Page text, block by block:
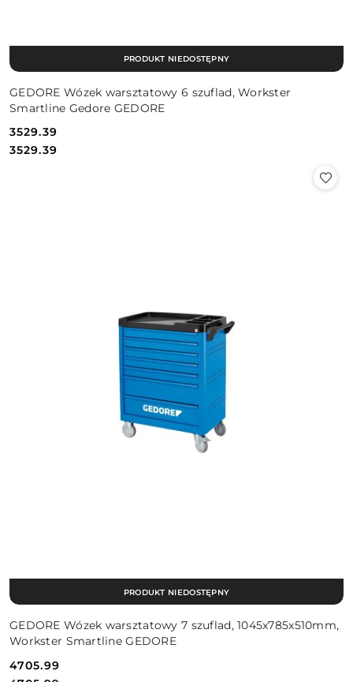
GEDORE Wózek warsztatowy 6 szuflad, Workster
Smartline Gedore GEDORE
Cena:
3529.39
Cena:
3529.39
PRODUKT NIEDOSTĘPNY
GEDORE Wózek warsztatowy 7 szuflad, 1045x785x510mm,
Workster Smartline GEDORE
4705.99
PRODUKT NIEDOSTĘPNY